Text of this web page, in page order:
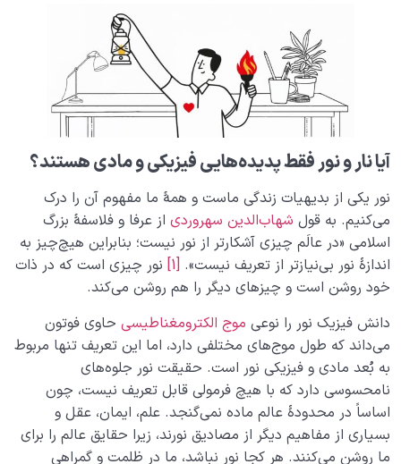
مفهوم قوه و فعل چیست و چرا آخرت به اندازه دنیا قدرت
سازندگی ندارد؟
اثرات غفلت در دوران جنینی و آثار غفلت در دنیا
چگونه می‌توانیم از فرصت عمر در رحم دنیا حداکثر استفاده
را ببریم؟
فلسفهٔ درک درد و رسیدن به سلامت در دنیا و آخرت
سقط شدن مفهومی گسترده که در زندگی ما جریان دارد
میزان یعنی چه و میزان سنجش اعمال در قیامت چیست؟
چه رابطه‌ای بین میزان سلامت جنین و بهره‌مندی از دنیا
سنّت‌های الهی
مرگ یا تولد؟ 0/13
دنیا؛ باشگاه انسان‌سازی 0/8
آیا نار و نور فقط پدیده‌هایی فیزیکی و مادی هستند؟
نور یکی از بدیهیات زندگی ماست و همۀ ما مفهوم آن را درک
می‌کنیم. به‌ قول شهاب‌الدین سهروردی از عرفا و فلاسفۀ بزرگ
اسلامی ‌«در عالَم چیزی آشکارتر از نور نیست؛ بنابراین هیچ‌چیز به
اندازۀ نور بی‌نیازتر از تعریف نیست». [1]
نور چیزی است که در ذات
خود روشن است و چیزهای دیگر را هم روشن می‌کند.
دانش فیزیک نور را نوعی موج الکترومغناطیسی حاوی فوتون
می‌داند که طول موج‌های مختلفی دارد، اما این تعریف تنها مربوط
به بُعد مادی و فیزیکی نور است. حقیقت نور جلوه‌های
نامحسوسی دارد که با هیچ فرمولی قابل تعریف نیست، چون
اساساً در محدودۀ عالم ماده نمی‌گنجد. علم، ایمان، عقل و
بسیاری از مفاهیم دیگر از مصادیق نورند، زیرا حقایق عالم را برای
ما روشن می‌کنند. هر کجا نور نباشد، ما در ظلمت و گمراهی